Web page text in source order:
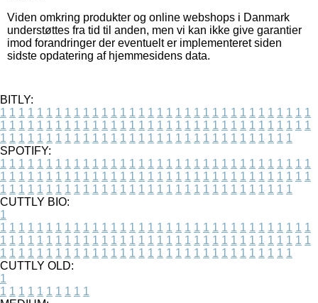
Viden omkring produkter og online webshops i Danmark
understøttes fra tid til anden, men vi kan ikke give garantier
imod forandringer der eventuelt er implementeret siden
sidste opdatering af hjemmesidens data.
BITLY:
1 1 1 1 1 1 1 1 1 1 1 1 1 1 1 1 1 1 1 1 1 1 1 1 1 1 1 1 1 1 1 1 1 1
1 1 1 1 1 1 1 1 1 1 1 1 1 1 1 1 1 1 1 1 1 1 1 1 1 1 1 1 1 1 1 1 1 1
1 1 1 1 1 1 1 1 1 1 1 1 1 1 1 1 1 1 1 1 1 1 1 1 1 1 1 1 1 1 1 1
SPOTIFY:
1 1 1 1 1 1 1 1 1 1 1 1 1 1 1 1 1 1 1 1 1 1 1 1 1 1 1 1 1 1 1 1 1 1
1 1 1 1 1 1 1 1 1 1 1 1 1 1 1 1 1 1 1 1 1 1 1 1 1 1 1 1 1 1 1 1 1 1
1 1 1 1 1 1 1 1 1 1 1 1 1 1 1 1 1 1 1 1 1 1 1 1 1 1 1 1 1 1 1 1
CUTTLY BIO:
1
1 1 1 1 1 1 1 1 1 1 1 1 1 1 1 1 1 1 1 1 1 1 1 1 1 1 1 1 1 1 1 1 1 1
1 1 1 1 1 1 1 1 1 1 1 1 1 1 1 1 1 1 1 1 1 1 1 1 1 1 1 1 1 1 1 1 1 1
1 1 1 1 1 1 1 1 1 1 1 1 1 1 1 1 1 1 1 1 1 1 1 1 1 1 1 1 1 1 1 1
CUTTLY OLD:
1
1 1 1 1 1 1 1 1 1 1